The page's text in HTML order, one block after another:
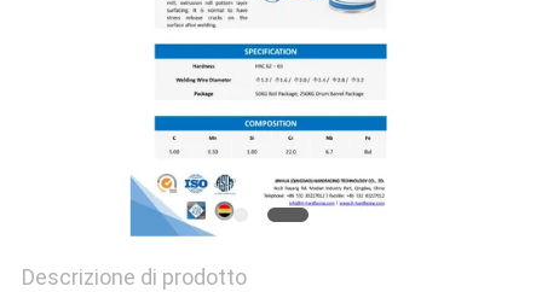
Descrizione di prodotto